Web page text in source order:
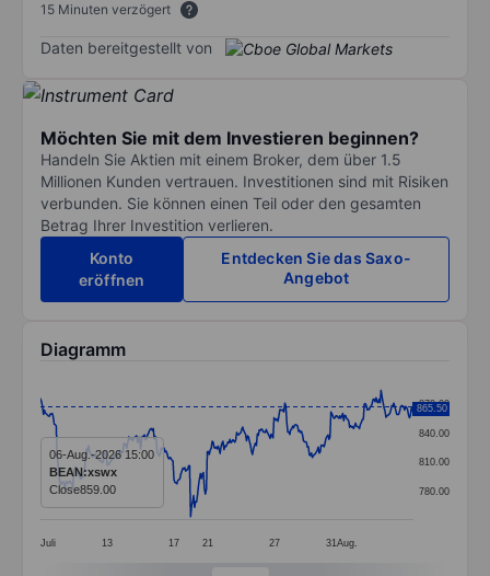
15 Minuten verzögert
Daten bereitgestellt von
Möchten Sie mit dem Investieren beginnen?
Handeln Sie Aktien mit einem Broker, dem über 1.5
Millionen Kunden vertrauen. Investitionen sind mit Risiken
verbunden. Sie können einen Teil oder den gesamten
Betrag Ihrer Investition verlieren.
Konto
eröffnen
Entdecken Sie das Saxo-
Angebot
Diagramm
Line chart with 381 data points.
The chart has 1 X axis displaying categories.
The chart has 1 Y axis displaying values. Data
Juli 13 17 21 27 31 Aug.
780.00
810.00
840.00
870.00
865.50
06-Aug.-2026 15:00
BEAN:xswx
Close859.00